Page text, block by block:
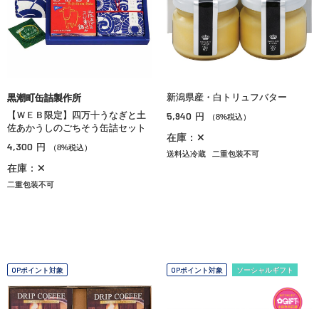
黒潮町缶詰製作所
【ＷＥＢ限定】四万十うなぎと土
佐あかうしのごちそう缶詰セット
4,300 円 （8%税込）
在庫：✕
二重包装不可
新潟県産・白トリュフバター
5,940 円 （8%税込）
在庫：✕
送料込冷蔵 二重包装不可
OPポイント対象 OPポイント対象 ソーシャルギフト